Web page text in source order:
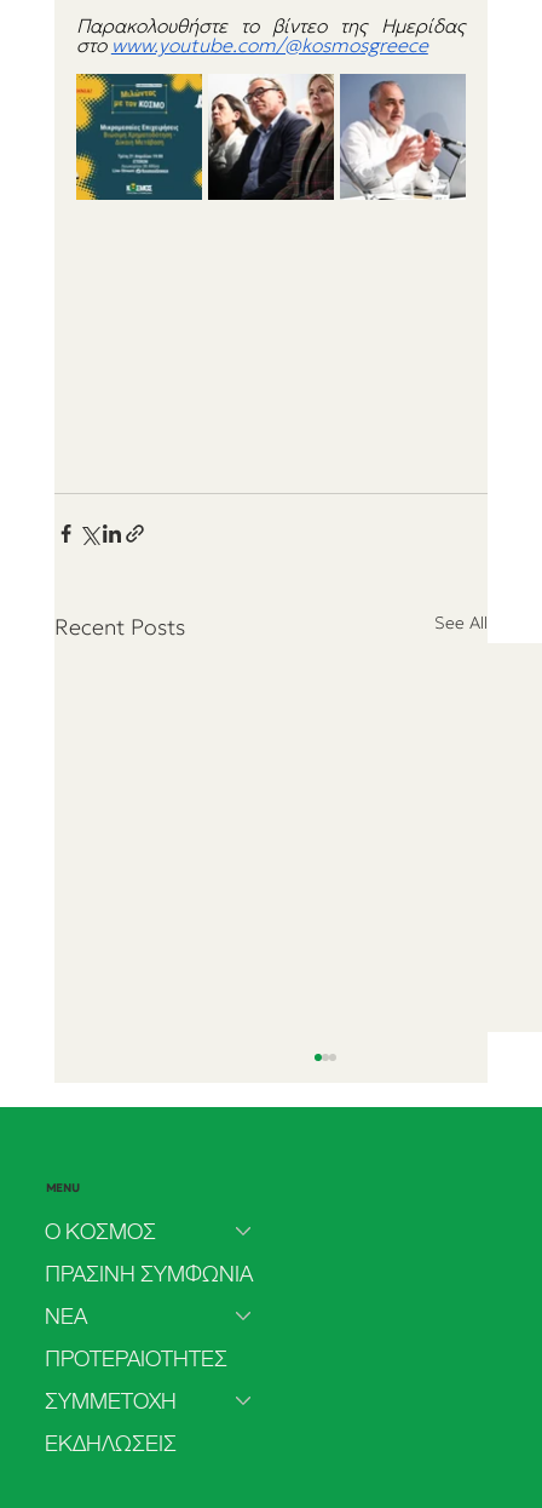
Παρακολουθήστε το βίντεο της Ημερίδας
στο www.youtube.com/@kosmosgreece
Recent Posts See All
«Εμείς» - 4 & 5 Ιουλίου 2026
MENU
Ο ΚΟΣΜΟΣ
ΠΡΑΣΙΝΗ ΣΥΜΦΩΝΙΑ
ΝΕΑ
ΠΡΟΤΕΡΑΙΟΤΗΤΕΣ
ΣΥΜΜΕΤΟΧΗ
ΕΚΔΗΛΩΣΕΙΣ